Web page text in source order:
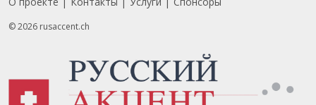
© 2026 rusaccent.ch